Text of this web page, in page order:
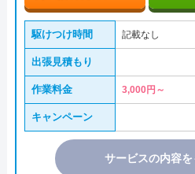
駆けつけ時間 記載なし
出張見積もり
作業料金 3,000円～
キャンペーン
サービスの内容